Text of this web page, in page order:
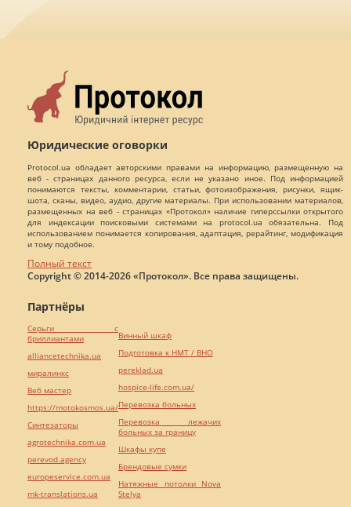
Юридические оговорки
Protocol.ua обладает авторскими правами на информацию, размещенную на
веб - страницах данного ресурса, если не указано иное. Под информацией
понимаются тексты, комментарии, статьи, фотоизображения, рисунки, ящик-
шота, сканы, видео, аудио, другие материалы. При использовании материалов,
размещенных на веб - страницах «Протокол» наличие гиперссылки открытого
для индексации поисковыми системами на protocol.ua обязательна. Под
использованием понимается копирования, адаптация, рерайтинг, модификация
и тому подобное.
Полный текст
Copyright © 2014-2026 «Протокол». Все права защищены.
Партнёры
Серьги с
бриллиантами
alliancetechnika.ua
миралинкс
Веб мастер
https://motokosmos.ua/
Синтезаторы
agrotechnika.com.ua
perevod.agency
europeservice.com.ua
mk-translations.ua
Винный шкаф
Подготовка к НМТ / ВНО
pereklad.ua
hospice-life.com.ua/
Перевозка больных
Перевозка лежачих
больных за границу
Шкафы купе
Брендовые сумки
Натяжные потолки Nova
Stelya